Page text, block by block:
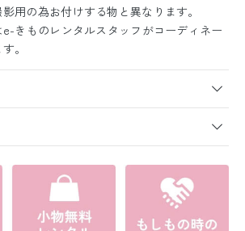
用の為お付けする物と異なります。
きものレンタルスタッフがコーディネー
。